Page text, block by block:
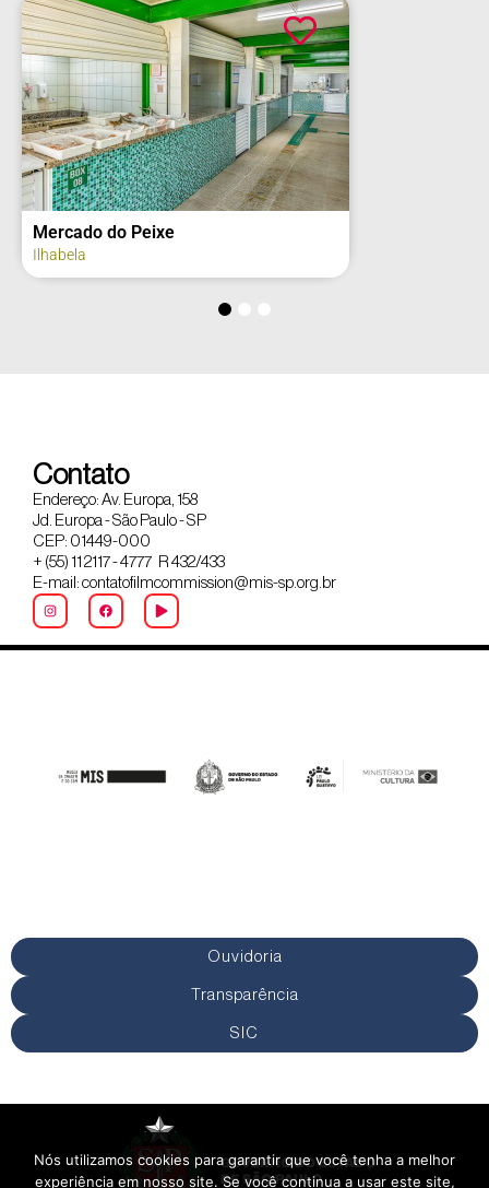
Mercado do Peixe
Ilhabela
Contato
Endereço: Av. Europa, 158
Jd. Europa - São Paulo - SP
CEP: 01449-000
+ (55) 11 2117 - 4777 R 432/433
E-mail: contatofilmcommission@mis-sp.org.br
Ouvidoria
Transparência
SIC
Nós utilizamos cookies para garantir que você tenha a melhor
experiência em nosso site. Se você continua a usar este site,